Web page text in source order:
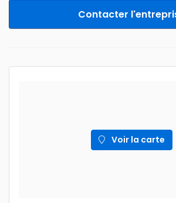
Contacter
Voir la carte